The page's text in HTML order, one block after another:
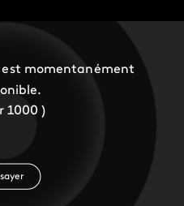
est momentanément
1000 )